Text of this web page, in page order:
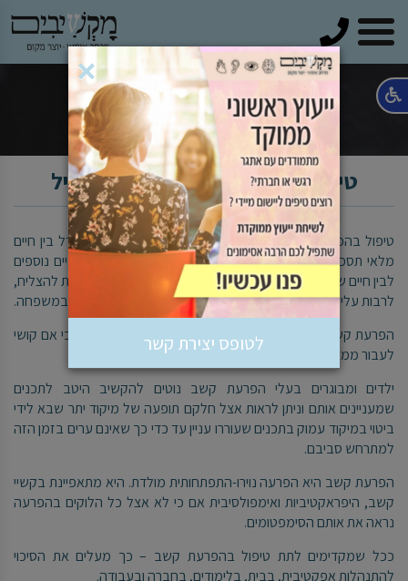
טיפול בהפרעת קשב בכל שכבת גיל
טיפול בהפרעת קשב הוא צעד חשוב שיכול לעשות את ההבדל בין חיים
מלאי תסכול, תחושת כישלון, ייאוש, מערכות יחסים לקויות וקשיים נוספים
לבין חיים של מודעות עצמית, ביטחון עצמי ואמונה פנימית ביכולת להצליח,
לרבות עלייה בהישגים הלימודיים, התנהלות אפקטיבית בחברה ובמשפחה.
הפרעת קשב היא תכונה שמשמעה אינו חוסר יכולת להקשיב כי אם קושי
לעבור ממצב קשב אחד למשנהו.
ילדים ומבוגרים בעלי הפרעת קשב נוטים להקשיב היטב לתכנים
שמעניינים אותם וניתן לראות אצל חלקם תופעה של מיקוד יתר שבא לידי
ביטוי במיקוד עמוק בתכנים שעוררו עניין עד כדי כך שאינם ערים בזמן הזה
למתרחש סביבם.
הפרעת קשב היא הפרעה נוירו-התפתחותית מולדת. היא מתאפיינת בקשיי
קשב, היפראקטיביות ואימפולסיבית אם כי לא אצל כל הלוקים בהפרעה
נראה את אותם הסימפטומים.
ככל שמקדימים לתת טיפול בהפרעת קשב – כך מעלים את הסיכוי
להתנהלות אפקטיבית, בבית, בלימודים, בחברה ובעבודה.
×
לטופס יצירת קשר